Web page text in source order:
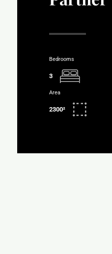
Bedrooms
3
Area
2300²